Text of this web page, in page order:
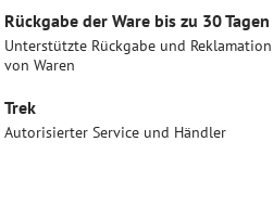
Rückgabe der Ware bis zu 30 Tagen
Unterstützte Rückgabe und Reklamation
von Waren
Trek
Autorisierter Service und Händler